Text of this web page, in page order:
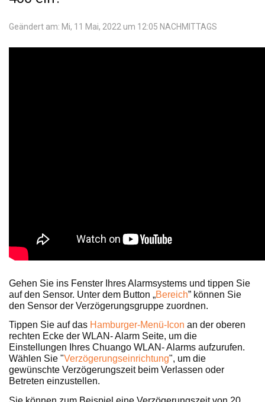
Geändert am: Mi, 11 Mai, 2022 um 12:05 NACHMITTAGS
Gehen Sie ins Fenster Ihres Alarmsystems und tippen Sie
auf den Sensor. Unter dem Button „Bereich” können Sie
den Sensor der Verzögerungsgruppe zuordnen.
Tippen Sie auf das Hamburger-Menü-Icon an der oberen
rechten Ecke der WLAN- Alarm Seite, um die
Einstellungen Ihres Chuango WLAN- Alarms aufzurufen.
Wählen Sie "Verzögerungseinrichtung", um die
gewünschte Verzögerungszeit beim Verlassen oder
Betreten einzustellen.